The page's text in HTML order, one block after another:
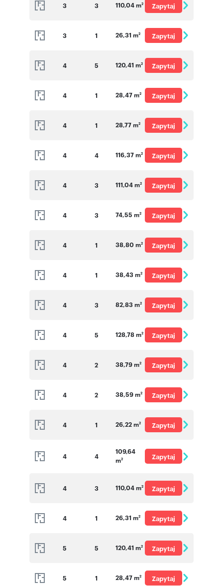
3 3 110,04 m2
Zapytaj
3 1 26,31 m2
Zapytaj
4 5 120,41 m2
Zapytaj
4 1 28,47 m2
Zapytaj
4 1 28,77 m2
Zapytaj
4 4 116,37 m2
Zapytaj
4 3 111,04 m2
Zapytaj
4 3 74,55 m2
Zapytaj
4 1 38,80 m2
Zapytaj
4 1 38,43 m2
Zapytaj
4 3 82,83 m2
Zapytaj
4 5 128,78 m2
Zapytaj
4 2 38,79 m2
Zapytaj
4 2 38,59 m2
Zapytaj
4 1 26,22 m2
Zapytaj
4 4
109,64
m2
Zapytaj
4 3 110,04 m2
Zapytaj
4 1 26,31 m2
Zapytaj
5 5 120,41 m2
Zapytaj
5 1 28,47 m2 Zapytaj